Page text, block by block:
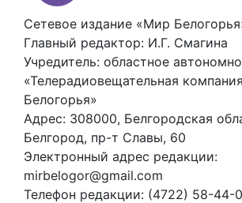
Сетевое издание «Мир
Главный редактор: И.Г. Смагина
Учредитель: областное
«Телерадиовещательная
Белогорья»
Адрес: 308000, Белгородская
Белгород, пр-т Славы, 60
Электронный адрес редакции:
mirbelogor@gmail.com
Телефон редакции: (4722) 58-44-